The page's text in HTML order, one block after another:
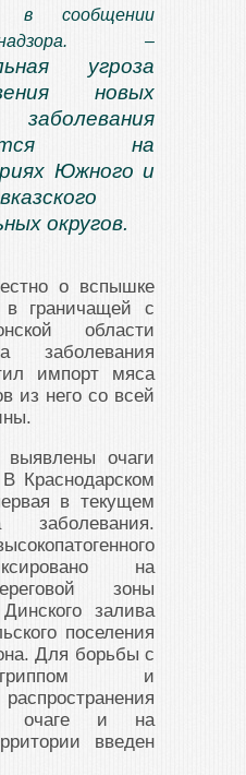
в сообщении
–
угроза
новых
на
Южного и
округов.
о вспышке
в граничащей с
области
заболевания
импорт мяса
из него со всей
очаги
В Краснодарском
в текущем
на
зоны
залива
поселения
Для борьбы с
и
в очаге и на
введен